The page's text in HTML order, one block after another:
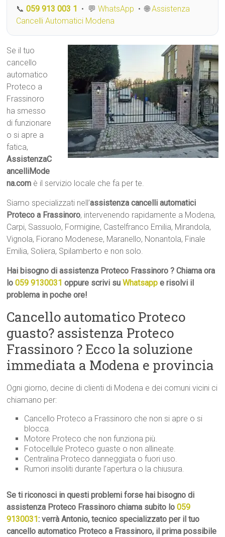
📞059 913 003 1 • 💬WhatsApp • 🌐Assistenza
Cancelli Automatici Modena
Se il tuo
cancello
automatico
Proteco a
Frassinoro
ha smesso
di funzionare
o si apre a
fatica,
AssistenzaC
ancelliMode
na.com è il servizio locale che fa per te.
Siamo specializzati nell’assistenza cancelli automatici
Proteco a Frassinoro, intervenendo rapidamente a Modena,
Carpi, Sassuolo, Formigine, Castelfranco Emilia, Mirandola,
Vignola, Fiorano Modenese, Maranello, Nonantola, Finale
Emilia, Soliera, Spilamberto e non solo.
Hai bisogno di assistenza Proteco Frassinoro ? Chiama ora
lo059 9130031 oppure scrivi suWhatsapp e risolvi il
problema in poche ore!
Cancello automatico Proteco
guasto? assistenza Proteco
Frassinoro ? Ecco la soluzione
immediata a Modena e provincia
Ogni giorno, decine di clienti di Modena e dei comuni vicini ci
chiamano per:
Cancello Proteco a Frassinoro che non si apre o si
blocca.
Motore Proteco che non funziona più.
Fotocellule Proteco guaste o non allineate.
Centralina Proteco danneggiata o fuori uso.
Rumori insoliti durante l’apertura o la chiusura.
Se ti riconosci in questi problemi forse hai bisogno di
assistenza Proteco Frassinoro chiama subito lo059
9130031: verrà Antonio, tecnico specializzato per il tuo
cancello automatico Proteco a Frassinoro, il prima possibile